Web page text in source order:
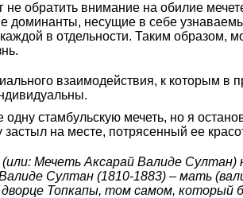
обратить внимание на обилие
доминанты, несущие в себе
каждой в отдельности. Таким
взаимодействия, к которым
стамбульскую мечеть, но я
на месте, потрясенный ее
Мечеть Аксарай Валиде Султан)
Султан (1810-1883) – мать
Топкапы, том самом, который